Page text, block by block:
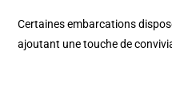
Certaines embarcations
ajoutant une touche de